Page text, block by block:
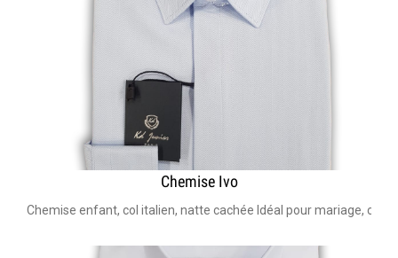
Chemise Ivo
Chemise enfant, col italien, natte cachée Idéal pour mariage,